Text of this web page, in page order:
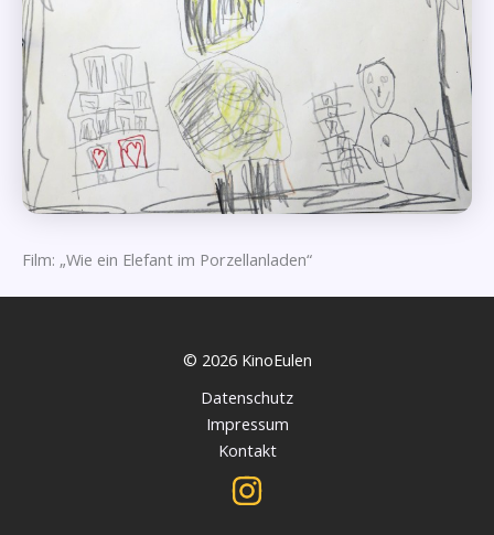
Film: „Wie ein Elefant im Porzellanladen“
© 2026 KinoEulen
Datenschutz
Impressum
Kontakt